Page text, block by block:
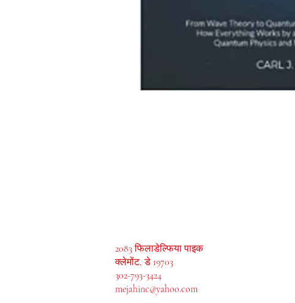
2083 फिलाडेल्फिया पाइक
क्लेमोंट, डे 19703
302-793-3424
mejahinc@yahoo.com